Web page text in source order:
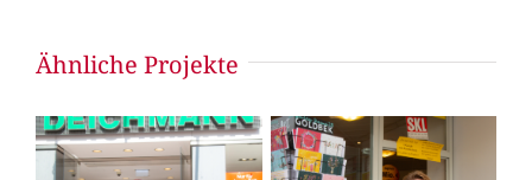
Ähnliche Projekte